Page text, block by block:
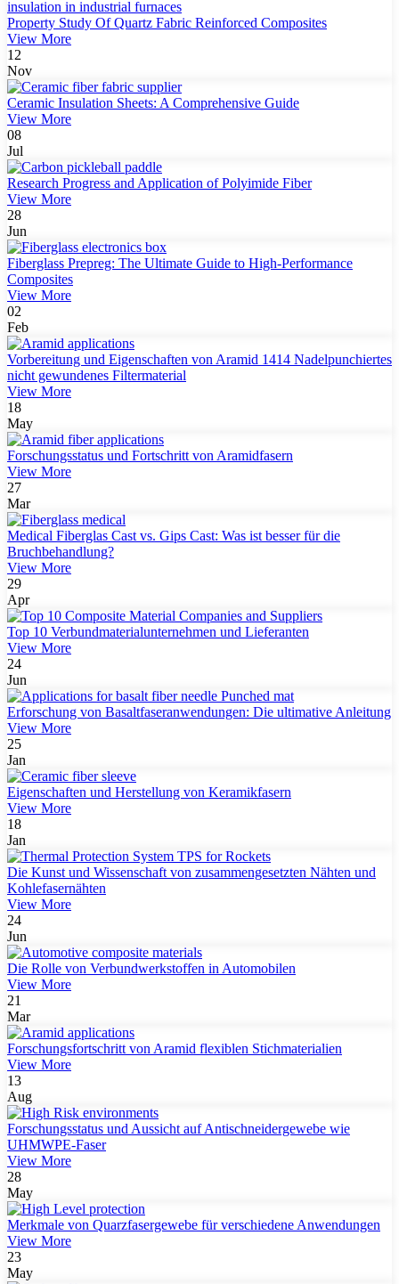
Property Study Of Quartz Fabric Reinforced Composites
View More
12
Nov
Ceramic Insulation Sheets: A Comprehensive Guide
View More
08
Jul
Research Progress and Application of Polyimide Fiber
View More
28
Jun
Fiberglass Prepreg: The Ultimate Guide to High-Performance
Composites
View More
02
Feb
Vorbereitung und Eigenschaften von Aramid 1414 Nadelpunchiertes
nicht gewundenes Filtermaterial
View More
18
May
Forschungsstatus und Fortschritt von Aramidfasern
View More
27
Mar
Medical Fiberglas Cast vs. Gips Cast: Was ist besser für die
Bruchbehandlung?
View More
29
Apr
Top 10 Verbundmaterialunternehmen und Lieferanten
View More
24
Jun
Erforschung von Basaltfaseranwendungen: Die ultimative Anleitung
View More
25
Jan
Eigenschaften und Herstellung von Keramikfasern
View More
18
Jan
Die Kunst und Wissenschaft von zusammengesetzten Nähten und
Kohlefasernähten
View More
24
Jun
Die Rolle von Verbundwerkstoffen in Automobilen
View More
21
Mar
Forschungsfortschritt von Aramid flexiblen Stichmaterialien
View More
13
Aug
Forschungsstatus und Aussicht auf Antischneidergewebe wie
UHMWPE-Faser
View More
28
May
Merkmale von Quarzfasergewebe für verschiedene Anwendungen
View More
23
May